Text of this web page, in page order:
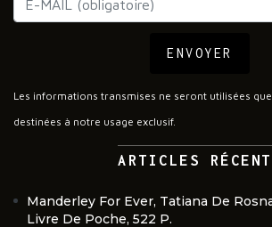
ENVOYER
Les informations transmises ne seront utilisées
destinées à notre usage exclusif.
ARTICLES
Manderley For Ever, Tatiana De
Livre De Poche, 522 P.